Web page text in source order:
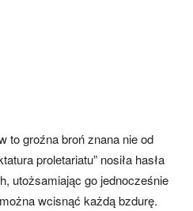
to groźna broń znana nie od
proletariatu” nosiła hasła
utożsamiając go jednocześnie
wcisnąć każdą bzdurę.